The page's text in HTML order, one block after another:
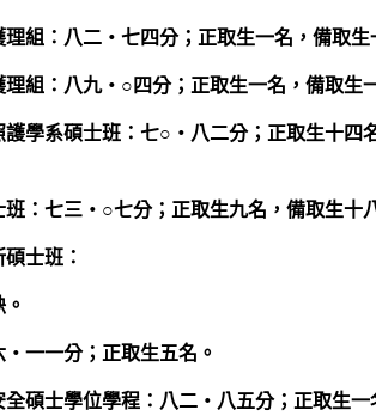
理組：八二‧七四分；正取生一名，備取生
理組：八九‧○四分；正取生一名，備取生
護學系碩士班：七○‧八二分；正取生十四
班：七三‧○七分；正取生九名，備取生十
士班：
‧一一分；正取生五名。
全碩士學位學程：八二‧八五分；正取生一